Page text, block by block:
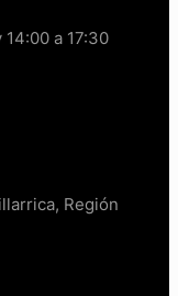
a 17:30
Región